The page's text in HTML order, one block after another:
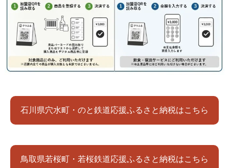
石川県穴水町・のと鉄道応援ふるさと納税はこちら
鳥取県若桜町・若桜鉄道応援ふるさと納税はこちら